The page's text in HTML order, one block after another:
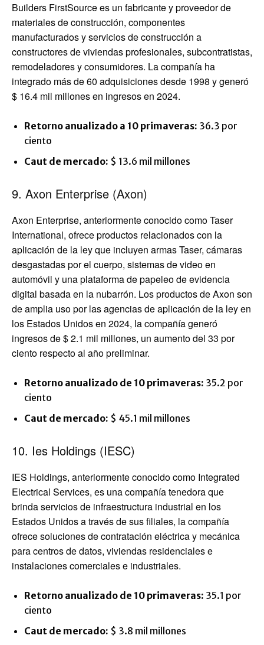
Builders FirstSource es un fabricante y proveedor de
materiales de construcción, componentes
manufacturados y servicios de construcción a
constructores de viviendas profesionales, subcontratistas,
remodeladores y consumidores. La compañía ha
integrado más de 60 adquisiciones desde 1998 y generó
$ 16.4 mil millones en ingresos en 2024.
Retorno anualizado a 10 primaveras: 36.3 por
ciento
Caut de mercado: $ 13.6 mil millones
9. Axon Enterprise (Axon)
Axon Enterprise, anteriormente conocido como Taser
International, ofrece productos relacionados con la
aplicación de la ley que incluyen armas Taser, cámaras
desgastadas por el cuerpo, sistemas de video en
automóvil y una plataforma de papeleo de evidencia
digital basada en la nubarrón. Los productos de Axon son
de amplia uso por las agencias de aplicación de la ley en
los Estados Unidos en 2024, la compañía generó
ingresos de $ 2.1 mil millones, un aumento del 33 por
ciento respecto al año preliminar.
Retorno anualizado de 10 primaveras: 35.2 por
ciento
Caut de mercado: $ 45.1 mil millones
10. Ies Holdings (IESC)
IES Holdings, anteriormente conocido como Integrated
Electrical Services, es una compañía tenedora que
brinda servicios de infraestructura industrial en los
Estados Unidos a través de sus filiales, la compañía
ofrece soluciones de contratación eléctrica y mecánica
para centros de datos, viviendas residenciales e
instalaciones comerciales e industriales.
Retorno anualizado de 10 primaveras: 35.1 por
ciento
Caut de mercado: $ 3.8 mil millones